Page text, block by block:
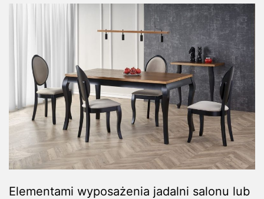
Elementami wyposażenia jadalni salonu lub